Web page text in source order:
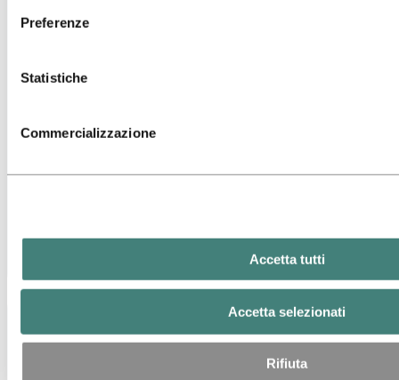
Preferenze
Statistiche
Commercializzazione
Accetta tutti
Accetta selezionati
Rifiuta